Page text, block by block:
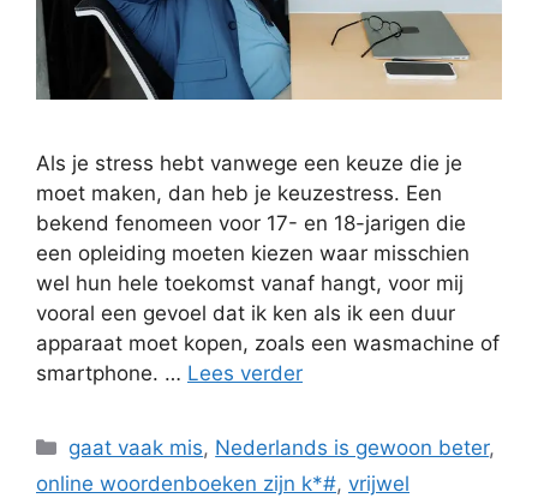
Als je stress hebt vanwege een keuze die je
moet maken, dan heb je keuzestress. Een
bekend fenomeen voor 17- en 18-jarigen die
een opleiding moeten kiezen waar misschien
wel hun hele toekomst vanaf hangt, voor mij
vooral een gevoel dat ik ken als ik een duur
apparaat moet kopen, zoals een wasmachine of
smartphone. … Lees verder
Categorieën
gaat vaak mis, Nederlands is gewoon beter,
online woordenboeken zijn k*#, vrijwel